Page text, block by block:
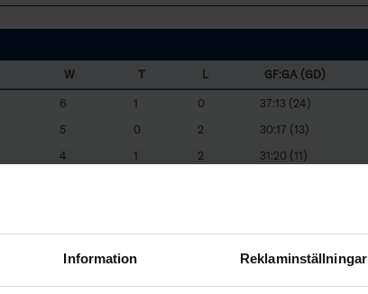
Information Reklaminställningar
W T L GF:GA (GD)
6 1 0 37:13 (24)
5 0 2 30:17 (13)
4 1 2 31:20 (11)
2 0 5 9:25 (-16)
1 15:30 (-15)
1 0 6 12:36 (-24)